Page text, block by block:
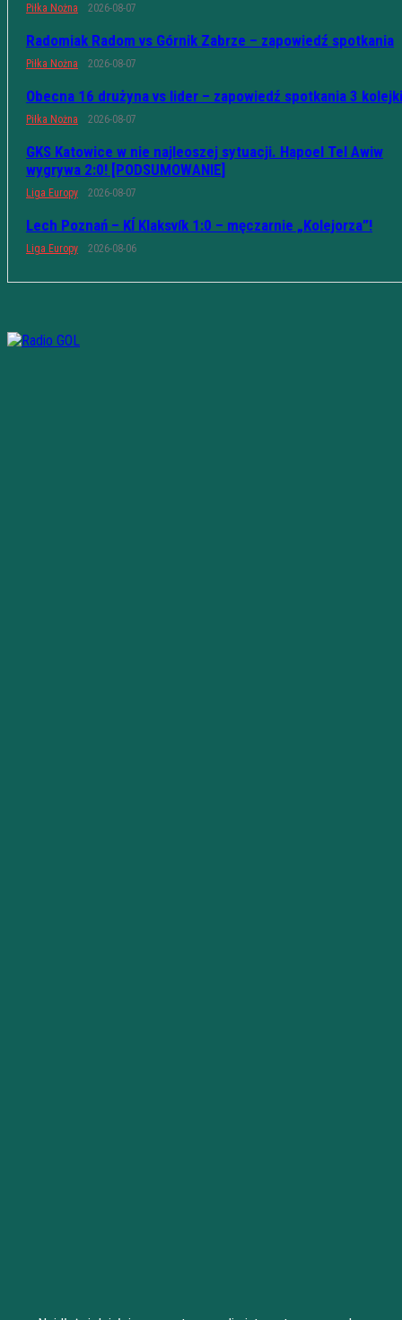
Piłka Nożna 2026-08-07
Radomiak Radom vs Górnik Zabrze – zapowiedź spotkania
Piłka Nożna 2026-08-07
Obecna 16 drużyna vs lider – zapowiedź spotkania 3 kolejki
Piłka Nożna 2026-08-07
GKS Katowice w nie najleoszej sytuacji. Hapoel Tel Awiw
wygrywa 2:0! [PODSUMOWANIE]
Liga Europy 2026-08-07
Lech Poznań – KÍ Klaksvík 1:0 – męczarnie „Kolejorza”!
Liga Europy 2026-08-06